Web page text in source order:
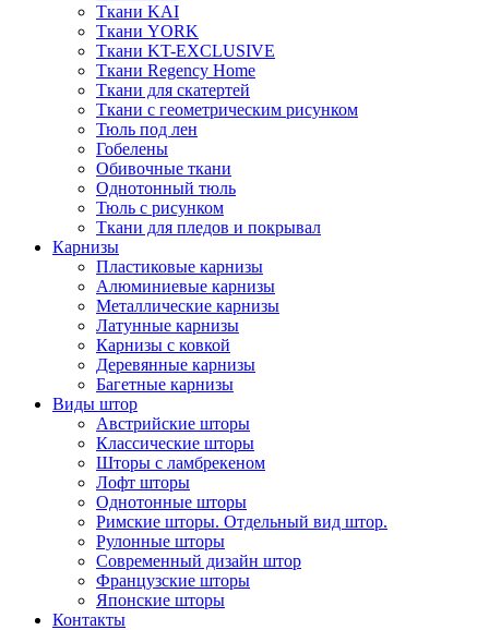
Ткани KAI
Ткани YORK
Ткани KT-EXCLUSIVE
Ткани Regency Home
Ткани для скатертей
Ткани с геометрическим рисунком
Тюль под лен
Гобелены
Обивочные ткани
Однотонный тюль
Тюль с рисунком
Ткани для пледов и покрывал
Карнизы
Пластиковые карнизы
Алюминиевые карнизы
Металлические карнизы
Латунные карнизы
Карнизы с ковкой
Деревянные карнизы
Багетные карнизы
Виды штор
Австрийские шторы
Классические шторы
Шторы с ламбрекеном
Лофт шторы
Однотонные шторы
Римские шторы. Отдельный вид штор.
Рулонные шторы
Современный дизайн штор
Французские шторы
Японские шторы
Контакты